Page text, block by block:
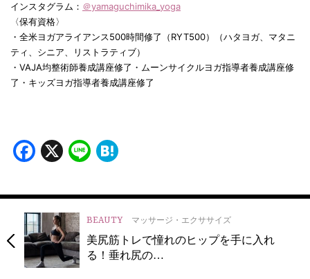
インスタグラム： ＠yamaguchimika_yoga
〈保有資格〉
・全米ヨガアライアンス500時間修了（RYT500）（ハタヨガ、マタニ
ティ、シニア、リストラティブ）
・VAJA均整術師養成講座修了・ムーンサイクルヨガ指導者養成講座修
了・キッズヨガ指導者養成講座修了
Facebook
X Line
BEAUTY マッサージ・エクササイズ
美尻筋トレで憧れのヒップを手に入れ
る！垂れ尻の…